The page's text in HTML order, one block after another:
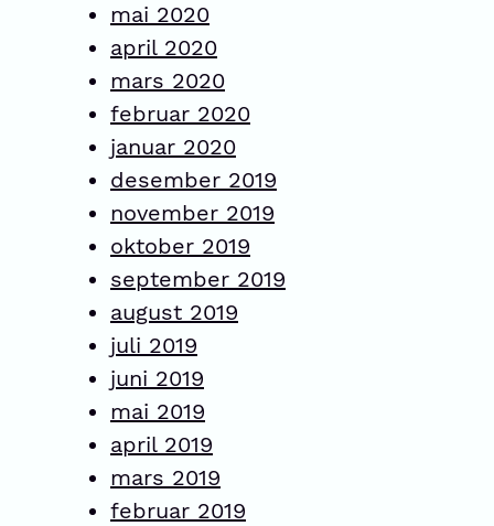
mai 2020
april 2020
mars 2020
februar 2020
januar 2020
desember 2019
november 2019
oktober 2019
september 2019
august 2019
juli 2019
juni 2019
mai 2019
april 2019
mars 2019
februar 2019